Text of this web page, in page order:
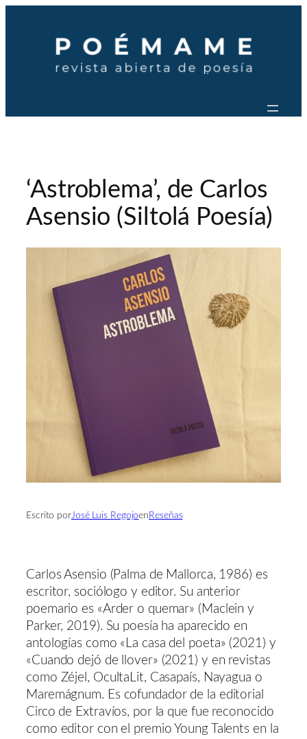
contenido
‘Astroblema’, de Carlos
Asensio (Siltolá Poesía)
Escrito porJosé Luis Regojoen Reseñas
Carlos Asensio (Palma de Mallorca, 1986) es
escritor, sociólogo y editor. Su anterior
poemario es «Arder o quemar» (Maclein y
Parker, 2019). Su poesía ha aparecido en
antologías como «La casa del poeta» (2021) y
«Cuando dejó de llover» (2021) y en revistas
como Zéjel, OcultaLit, Casapaís, Nayagua o
Maremágnum. Es cofundador de la editorial
Circo de Extravíos, por la que fue reconocido
como editor con el premio Young Talents en la